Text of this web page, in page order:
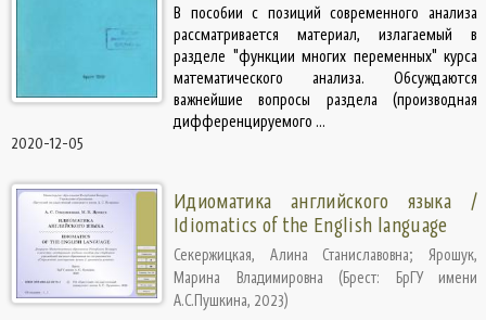
В пособии с позиций современного анализа
рассматривается материал, излагаемый в
разделе "функции многих переменных" курса
математического анализа. Обсуждаются
важнейшие вопросы раздела (производная
дифференцируемого ...
2020-12-05
Идиоматика английского языка /
Idiomatics of the English language
Секержицкая, Алина Станиславовна; Ярошук,
Марина Владимировна
(Брест: БрГУ имени
А.С.Пушкина, 2023)